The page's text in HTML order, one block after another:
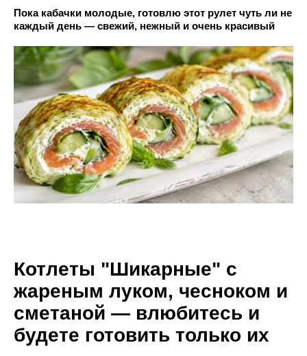
Пока кабачки молодые, готовлю этот рулет чуть ли не
каждый день — свежий, нежный и очень красивый
Котлеты "Шикарные" с
жареным луком, чесноком и
сметаной — влюбитесь и
будете готовить только их